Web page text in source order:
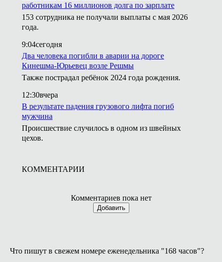
работникам 16 миллионов долга по зарплате
153 сотрудника не получали выплаты с мая 2026
года.
9:04сегодня
Два человека погибли в аварии на дороге
Кинешма-Юрьевец возле Решмы
Также пострадал ребёнок 2024 года рождения.
12:30вчера
В результате падения грузового лифта погиб
мужчина
Происшествие случилось в одном из швейных
цехов.
КОММЕНТАРИИ
Комментариев пока нет
Добавить
Что пишут в свежем номере еженедельника "168 часов"?